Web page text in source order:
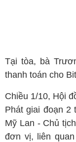
Tại tòa, bà
thanh toán cho
Chiều 1/10, Hội
Phát giai đoạn 2
Mỹ Lan - Chủ
đơn vị, liên